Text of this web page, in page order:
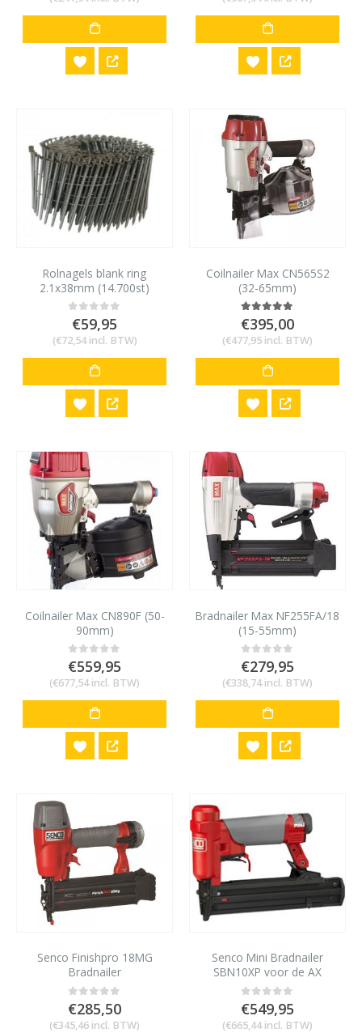
Rolnagels blank ring
2.1x38mm (14.700st)
0out of 5
€59,95
(€72,54incl. BTW)
Coilnailer Max CN565S2
(32-65mm)
5.00out of 5
€395,00
(€477,95 incl. BTW)
Coilnailer Max CN890F (50-
90mm)
0out of 5
€559,95
(€677,54incl. BTW)
Bradnailer Max NF255FA/18
(15-55mm)
0out of 5
€279,95
(€338,74incl. BTW)
Senco Finishpro 18MG
Bradnailer
0out of 5
€285,50
(€345,46 incl. BTW)
Senco Mini Bradnailer
SBN10XP voor de AX
minibrad 12 tot 25 mm
0out of 5
€549,95
(€665,44incl. BTW)